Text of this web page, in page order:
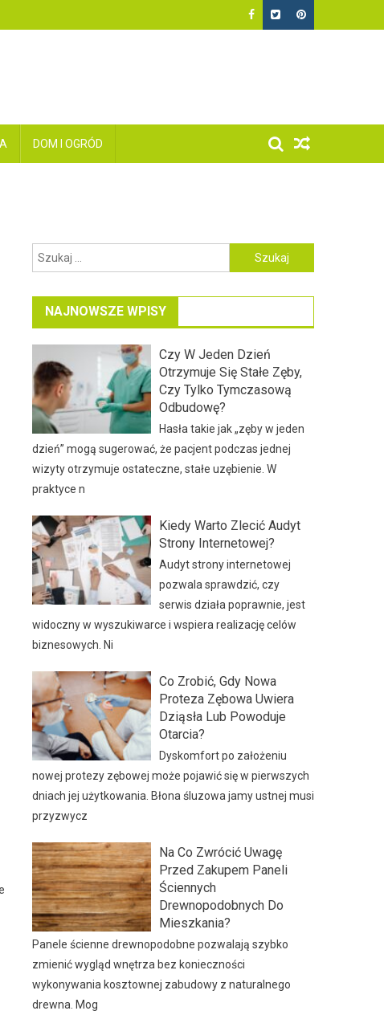
DOM I OGRÓD
Szukaj:
NAJNOWSZE WPISY
Czy W Jeden Dzień
Otrzymuje Się Stałe Zęby,
Czy Tylko Tymczasową
Odbudowę?
Hasła takie jak „zęby w jeden
dzień” mogą sugerować, że pacjent podczas jednej
wizyty otrzymuje ostateczne, stałe uzębienie. W
praktyce n
Kiedy Warto Zlecić Audyt
Strony Internetowej?
Audyt strony internetowej
pozwala sprawdzić, czy
serwis działa poprawnie, jest
widoczny w wyszukiwarce i wspiera realizację celów
biznesowych. Ni
Co Zrobić, Gdy Nowa
Proteza Zębowa Uwiera
Dziąsła Lub Powoduje
Otarcia?
Dyskomfort po założeniu
nowej protezy zębowej może pojawić się w pierwszych
dniach jej użytkowania. Błona śluzowa jamy ustnej musi
przyzwycz
Na Co Zwrócić Uwagę
Przed Zakupem Paneli
Ściennych
Drewnopodobnych Do
Mieszkania?
Panele ścienne drewnopodobne pozwalają szybko
zmienić wygląd wnętrza bez konieczności
wykonywania kosztownej zabudowy z naturalnego
drewna. Mog